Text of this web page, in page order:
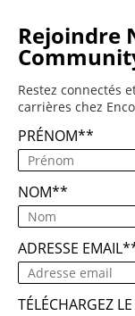
Rejoindre
Restez connectés
carrières chez
PRÉNOM*
NOM*
ADRESSE EMAIL*
TÉLÉCHARGEZ